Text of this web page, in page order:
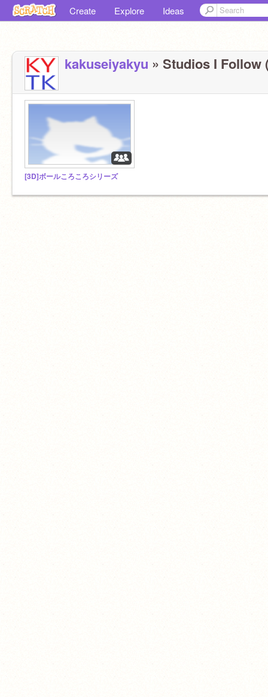
Create Explore Ideas
kakuseiyakyu » Studios I Follow
[3D]ボールころころシリーズ